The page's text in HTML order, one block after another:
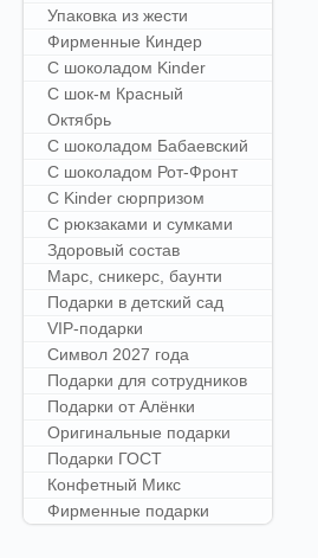
Упаковка из жести
Фирменные Киндер
С шоколадом Kinder
С шок-м Красный
Октябрь
С шоколадом Бабаевский
С шоколадом Рот-Фронт
С Kinder сюрпризом
С рюкзаками и сумками
Здоровый состав
Марс, сникерс, баунти
Подарки в детский сад
VIP-подарки
Символ 2027 года
Подарки для сотрудников
Подарки от Алёнки
Оригинальные подарки
Подарки ГОСТ
Конфетный Микс
Фирменные подарки